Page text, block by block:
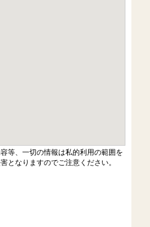
等、一切の情報は私的利用の範囲を
となりますのでご注意ください。